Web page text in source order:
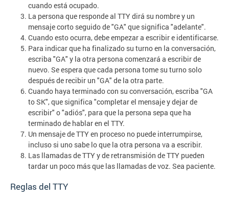
cuando está ocupado.
La persona que responde al TTY dirá su nombre y un
mensaje corto seguido de "GA" que significa "adelante".
Cuando esto ocurra, debe empezar a escribir e identificarse.
Para indicar que ha finalizado su turno en la conversación,
escriba "GA" y la otra persona comenzará a escribir de
nuevo. Se espera que cada persona tome su turno solo
después de recibir un "GA" de la otra parte.
Cuando haya terminado con su conversación, escriba "GA
to SK", que significa "completar el mensaje y dejar de
escribir" o "adiós", para que la persona sepa que ha
terminado de hablar en el TTY.
Un mensaje de TTY en proceso no puede interrumpirse,
incluso si uno sabe lo que la otra persona va a escribir.
Las llamadas de TTY y de retransmisión de TTY pueden
tardar un poco más que las llamadas de voz. Sea paciente.
Reglas del TTY